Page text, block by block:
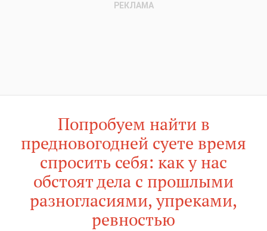
Попробуем найти в
предновогодней суете время
спросить себя: как у нас
обстоят дела с прошлыми
разногласиями, упреками,
ревностью